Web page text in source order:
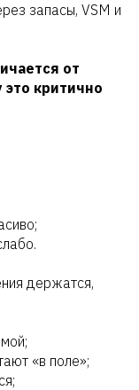
запасы, VSM и
от
критично
держатся,
«в поле»;